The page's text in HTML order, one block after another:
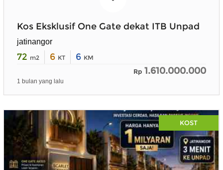
Kos Eksklusif One Gate dekat ITB Unpad
jatinangor
72 m2 6 KT 6 KM
Rp 1.610.000.000
1 bulan yang lalu
KOST